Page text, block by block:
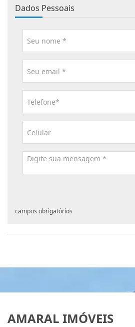
Dados Pessoais
campos obrigatórios
AMARAL IMÓVEIS